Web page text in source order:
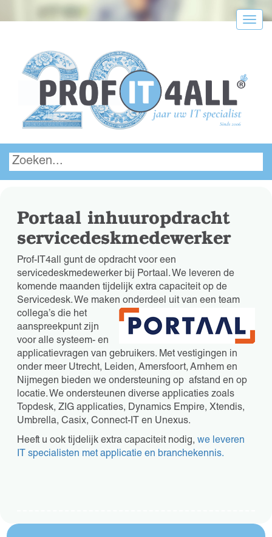
Menu
Portaal inhuuropdracht
servicedeskmedewerker
Prof-IT4all gunt de opdracht voor een
servicedeskmedewerker bij Portaal. We leveren de
komende maanden tijdelijk extra capaciteit op de
Servicedesk. We maken onderdeel uit van een team
collega’s die het
aanspreekpunt zijn
voor alle systeem- en
applicatievragen van gebruikers. Met vestigingen in
onder meer Utrecht, Leiden, Amersfoort, Arnhem en
Nijmegen bieden we ondersteuning op afstand en op
locatie. We ondersteunen diverse applicaties zoals
Topdesk, ZIG applicaties, Dynamics Empire, Xtendis,
Umbrella, Casix, Connect-IT en Unexus.
Heeft u ook tijdelijk extra capaciteit nodig, we leveren
IT specialisten met applicatie en branchekennis.